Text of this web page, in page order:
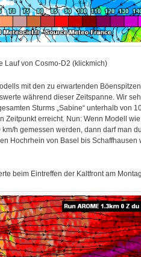
Lauf von Cosmo-D2 (klickmich)
mit den zu erwartenden
während dieser Zeitspanne. Wir
Sturms „Sabine“ unterhalb von
erreicht. Nun: Wenn Modell
h gemessen werden, dann darf man
Hochrhein von Basel bis Schaffhausen
beim Eintreffen der Kaltfront am